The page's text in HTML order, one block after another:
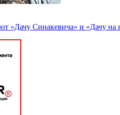
«Дачу Синакевича» и «Дачу на